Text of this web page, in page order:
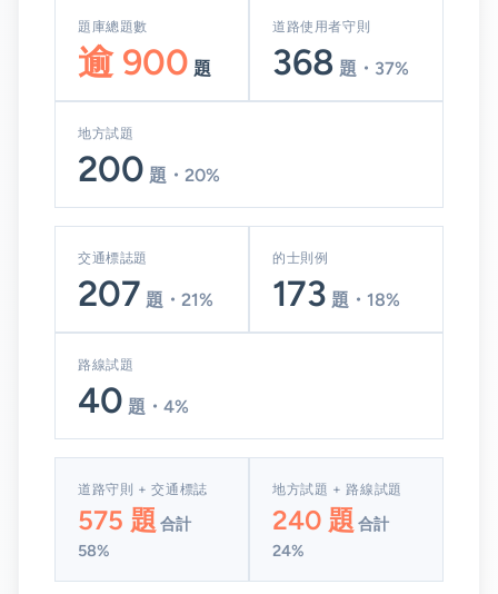
題庫總題數
逾 900 題
道路使用者守則
368 題・37%
地方試題
200 題・20%
交通標誌題
207 題・21%
的士則例
173 題・18%
路線試題
40 題・4%
道路守則 + 交通標誌
575 題 合計
58%
地方試題 + 路線試題
240 題 合計
24%